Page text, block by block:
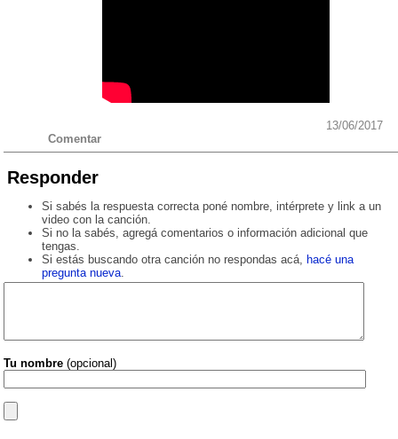
13/06/2017
Comentar
Responder
Si sabés la respuesta correcta poné nombre, intérprete y link a un
video con la canción.
Si no la sabés, agregá comentarios o información adicional que
tengas.
Si estás buscando otra canción no respondas acá, hacé una
pregunta nueva.
Tu nombre (opcional)